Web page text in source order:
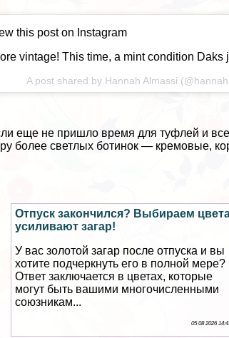
this post on Instagram
vintage! This time, a mint condition Daks
A post shared by Hannah Almassi
еще не пришло время для туфлей и
более светлых ботинок — кремовые,
Отпуск закончился? Выбираем
усиливают загар!
У вас золотой загар после отпуска и вы
хотите подчеркнуть его в полной мере?
Ответ заключается в цветах, которые
могут быть вашими многочисленными
союзникам...
05 08 2026